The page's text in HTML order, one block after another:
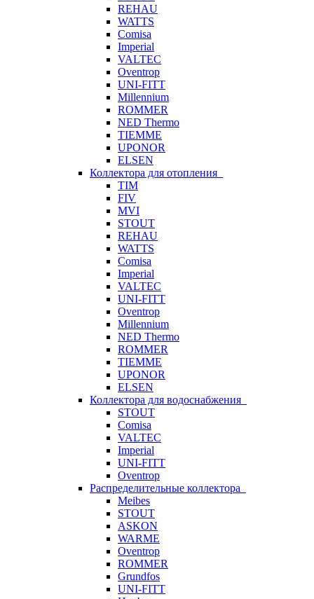
REHAU
WATTS
Comisa
Imperial
VALTEC
Oventrop
UNI-FITT
Millennium
ROMMER
NED Thermo
TIEMME
UPONOR
ELSEN
Коллектора для отопления
TIM
FIV
MVI
STOUT
REHAU
WATTS
Comisa
Imperial
VALTEC
UNI-FITT
Oventrop
Millennium
NED Thermo
ROMMER
TIEMME
UPONOR
ELSEN
Коллектора для водоснабжения
STOUT
Comisa
VALTEC
Imperial
UNI-FITT
Oventrop
Распределительные коллектора
Meibes
STOUT
ASKON
WARME
Oventrop
ROMMER
Grundfos
UNI-FITT